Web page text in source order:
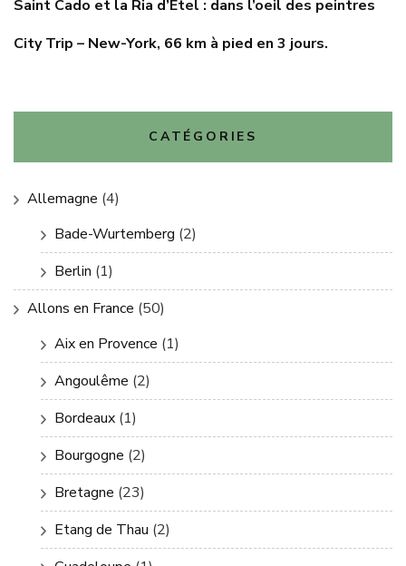
Saint Cado et la Ria d’Etel : dans l’oeil des peintres
City Trip – New-York, 66 km à pied en 3 jours.
CATÉGORIES
Allemagne (4)
Bade-Wurtemberg (2)
Berlin (1)
Allons en France (50)
Aix en Provence (1)
Angoulême (2)
Bordeaux (1)
Bourgogne (2)
Bretagne (23)
Etang de Thau (2)